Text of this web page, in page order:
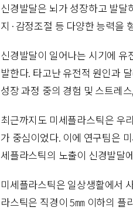
신경발달은 뇌가 성장하고 발달
지·감정조절 등 다양한 능력을
신경발달이 일어나는 시기에
발한다. 타고난 유전적 원인과
성장 과정 중의 경험 및 스트레
최근까지도 미세플라스틱은 우
가 중심이었다. 이에 연구팀은
세플라스틱의 노출이 신경발달
미세플라스틱은 일상생활에서
라스틱은 직경이 5㎜ 이하의 플